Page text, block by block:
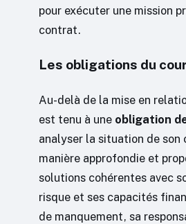
pour exécuter une mission
contrat.
Les obligations du
Au-delà de la mise en
est tenu à une obligation
analyser la situation de son
manière approfondie et
solutions cohérentes avec
risque et ses capacités
de manquement, sa